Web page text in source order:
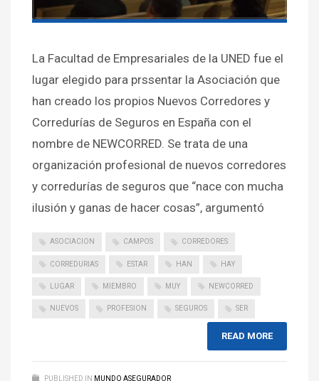
La Facultad de Empresariales de la UNED fue el
lugar elegido para prssentar la Asociación que
han creado los propios Nuevos Corredores y
Corredurías de Seguros en España con el
nombre de NEWCORRED. Se trata de una
organización profesional de nuevos corredores
y corredurías de seguros que “nace con mucha
ilusión y ganas de hacer cosas”, argumentó
ASOCIACION CAMPOS CORREDORES
CORREDURIAS ESTAR HAN HAY
LUGAR MIEMBRO MUY NEWCORRED
NUEVOS PROFESION SEGUROS SER
READ MORE
PUBLISHED IN MUNDO ASEGURADOR